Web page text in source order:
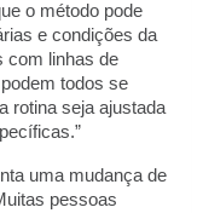
o método pode
e condições da
com linhas de
todos se
rotina seja ajustada
uma mudança de
pessoas